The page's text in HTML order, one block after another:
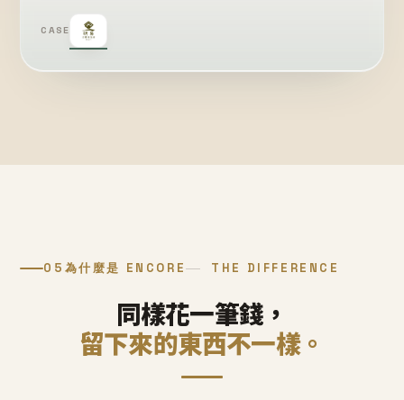
CASE
05 為什麼是 ENCORE THE DIFFERENCE
同樣花一筆錢，
留下來的東西不一樣。